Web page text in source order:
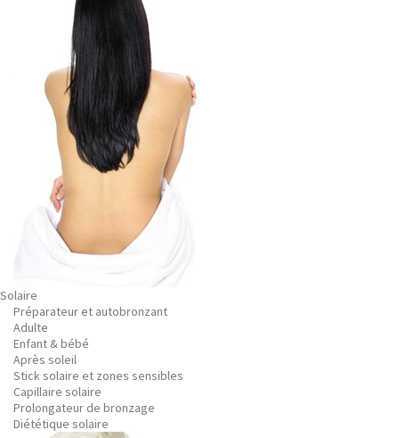
Solaire
Préparateur et autobronzant
Adulte
Enfant & bébé
Après soleil
Stick solaire et zones sensibles
Capillaire solaire
Prolongateur de bronzage
Diététique solaire